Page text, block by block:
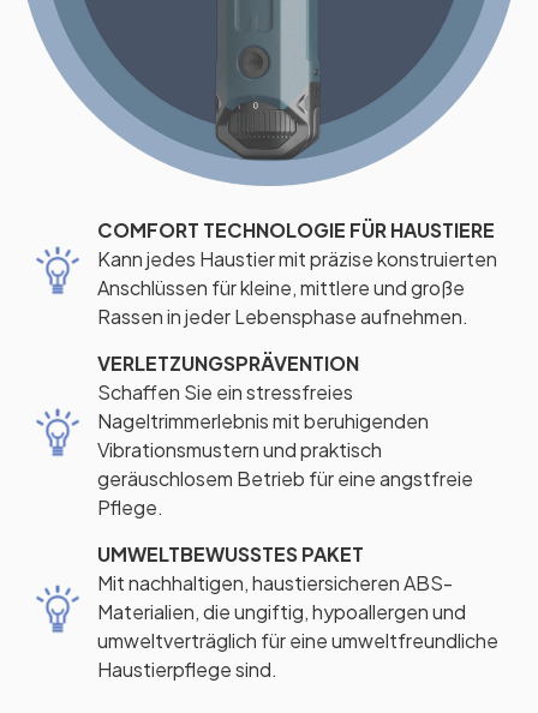
COMFORT TECHNOLOGIE FÜR HAUSTIERE
Kann jedes Haustier mit präzise konstruierten
Anschlüssen für kleine, mittlere und große
Rassen in jeder Lebensphase aufnehmen.
VERLETZUNGSPRÄVENTION
Schaffen Sie ein stressfreies
Nageltrimmerlebnis mit beruhigenden
Vibrationsmustern und praktisch
geräuschlosem Betrieb für eine angstfreie
Pflege.
UMWELTBEWUSSTES PAKET
Mit nachhaltigen, haustiersicheren ABS-
Materialien, die ungiftig, hypoallergen und
umweltverträglich für eine umweltfreundliche
Haustierpflege sind.